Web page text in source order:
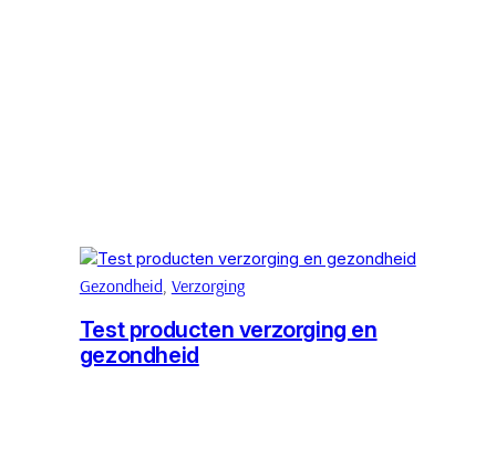
Gezondheid, Verzorging
Test producten verzorging en
gezondheid